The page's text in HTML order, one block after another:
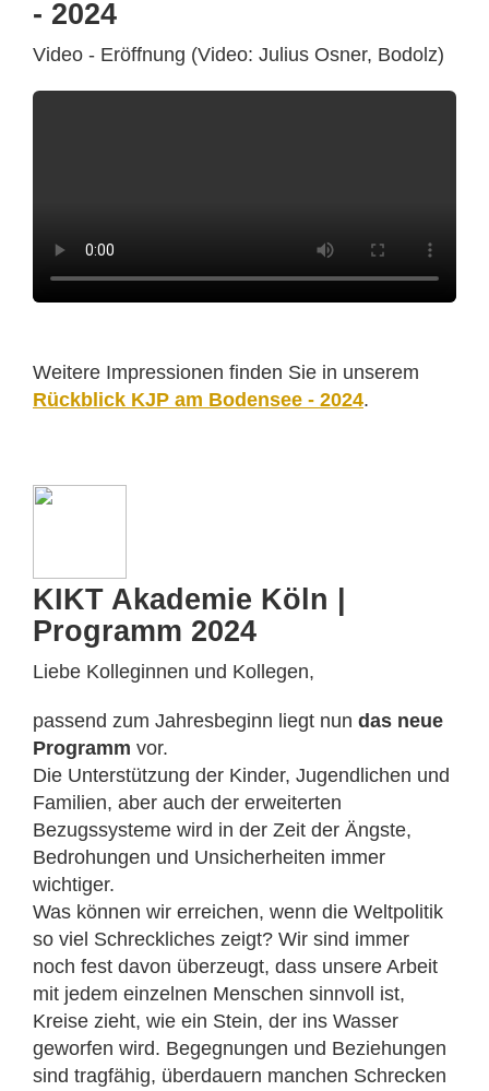
- 2024
Video - Eröffnung (Video: Julius Osner, Bodolz)
Weitere Impressionen finden Sie in unserem
Rückblick KJP am Bodensee - 2024.
KIKT Akademie Köln |
Programm 2024
Liebe Kolleginnen und Kollegen,
passend zum Jahresbeginn liegt nun das neue
Programm vor.
Die Unterstützung der Kinder, Jugendlichen und
Familien, aber auch der erweiterten
Bezugssysteme wird in der Zeit der Ängste,
Bedrohungen und Unsicherheiten immer
wichtiger.
Was können wir erreichen, wenn die Weltpolitik
so viel Schreckliches zeigt? Wir sind immer
noch fest davon überzeugt, dass unsere Arbeit
mit jedem einzelnen Menschen sinnvoll ist,
Kreise zieht, wie ein Stein, der ins Wasser
geworfen wird. Begegnungen und Beziehungen
sind tragfähig, überdauern manchen Schrecken